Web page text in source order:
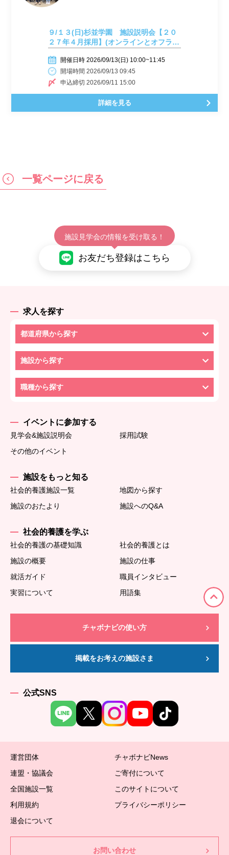
９/１３(日)杉並学園 施設説明会【２０
２７年４月採用】(オンラインとオフライ
開催日時 2026/09/13(日) 10:00~11:45
開場時間 2026/09/13 09:45
申込締切 2026/09/11 15:00
詳細を見る
一覧ページに戻る
施設見学会の情報を受け取る！
お友だち登録はこちら
求人を探す
都道府県から探す
施設から探す
職種から探す
イベントに参加する
見学会&施設説明会
採用試験
その他のイベント
施設をもっと知る
社会的養護施設一覧
地図から探す
施設のおたより
施設へのQ&A
社会的養護を学ぶ
社会的養護の基礎知識
社会的養護とは
施設の概要
施設の仕事
就活ガイド
職員インタビュー
実習について
用語集
チャボナビの使い方
掲載をお考えの施設さま
公式SNS
運営団体
チャボナビNews
連盟・協議会
ご寄付について
全国施設一覧
このサイトについて
利用規約
プライバシーポリシー
退会について
お問い合わせ